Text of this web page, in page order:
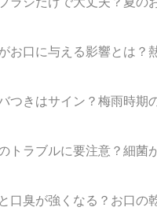
お口に与える影響とは？
つきはサイン？梅雨時期
トラブルに要注意？細菌
口臭が強くなる？お口の